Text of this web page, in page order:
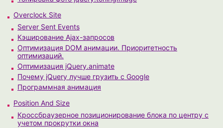
Overclock Site
Server Sent Events
Кэширование Ajax-запросов
Оптимизация DOM анимации. Приоритетность
оптимизаций.
Оптимизация jQuery.animate
Почему jQuery лучше грузить с Google
Программная анимация
Position And Size
Кроссбраузерное позиционирование блока по центру с
учетом прокрутки окна